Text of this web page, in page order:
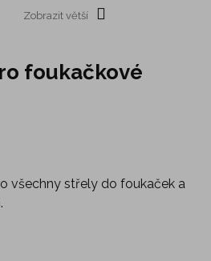
Zobrazit větší
foukačkové
všechny střely do foukaček a